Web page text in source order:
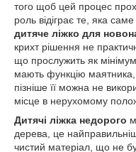
того щоб цей процес
роль відіграє те, яка
дитяче ліжко для
крихт рішення не
що прослужить як мінімум
мають функцію
пізніше її можна не
місце в нерухомому
Дитячі ліжка недорого
дерева, це
чистий матеріал, що не